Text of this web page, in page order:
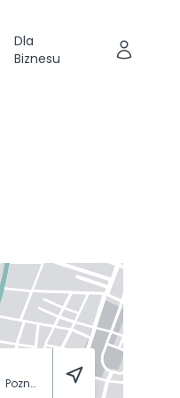
Dla
Biznesu
Poznań 60-751